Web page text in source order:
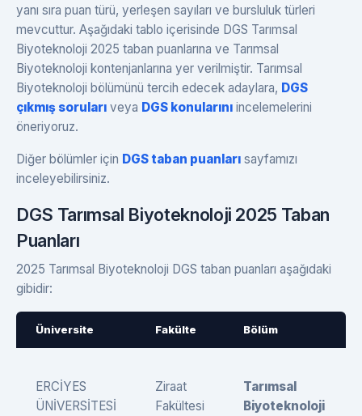
yanı sıra puan türü, yerleşen sayıları ve bursluluk türleri
mevcuttur. Aşağıdaki tablo içerisinde DGS Tarımsal
Biyoteknoloji 2025 taban puanlarına ve Tarımsal
Biyoteknoloji kontenjanlarına yer verilmiştir. Tarımsal
Biyoteknoloji bölümünü tercih edecek adaylara, DGS
çıkmış soruları veya DGS konularını incelemelerini
öneriyoruz.
Diğer bölümler için DGS taban puanları sayfamızı
inceleyebilirsiniz.
DGS Tarımsal Biyoteknoloji 2025 Taban
Puanları
2025 Tarımsal Biyoteknoloji DGS taban puanları aşağıdaki
gibidir:
Üniversite Fakülte Bölüm
ERCİYES
ÜNİVERSİTESİ
Ziraat
Fakültesi
Tarımsal
Biyoteknoloji